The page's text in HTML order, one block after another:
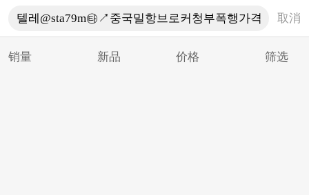
取消
销量 新品 价格 筛选